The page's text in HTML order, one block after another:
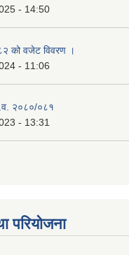
- 14:50
को वजेट विवरण ।
- 11:06
२०८०/०८१
- 13:31
परियोजना